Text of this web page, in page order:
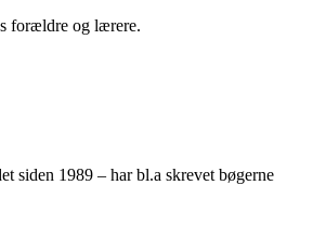
forældre og lærere.
siden 1989 – har bl.a skrevet bøgerne